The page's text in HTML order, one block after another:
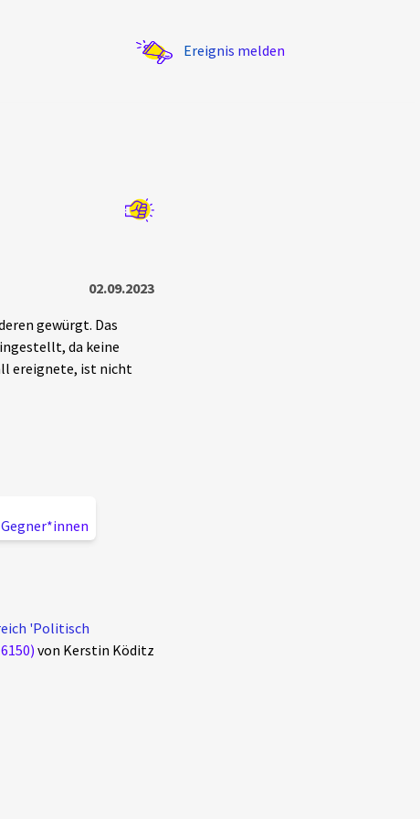
Ereignis melden
02.09.2023
gewürgt. Das
da keine
ereignete, ist nicht
'Politisch
von Kerstin Köditz